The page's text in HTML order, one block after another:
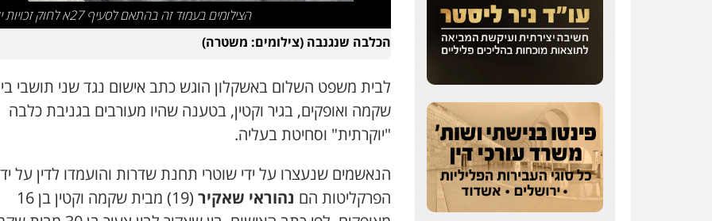
0525060666
פלילי משפחה
503456449
עו"ד איהאב ג'לג'ולי
פלילי מעצרים וחקירות
עורכי דין לענייני אסירים
הצילומים בעמוד זה בהתאם לסעיף 27א לחוק זכויות יוצרים
הכלבה שנגנבה (צילומים: משטרה)
לבית משפט השלום באשקלון הוגש כתב אישום נגד שני תושבי
שקמה ואופקים, בגיר וקטין, בטענה שהיו מעורבים בגניבת כלבה
"יוקרתית" וסחיטת בעליה.
הנאשמים שנעצרו על ידי שוטרי תחנת שדרות והועמדו לדין על
הפרקליטות הם נהוראי שאקיר
(19) מבית שקמה וקטין בן 16